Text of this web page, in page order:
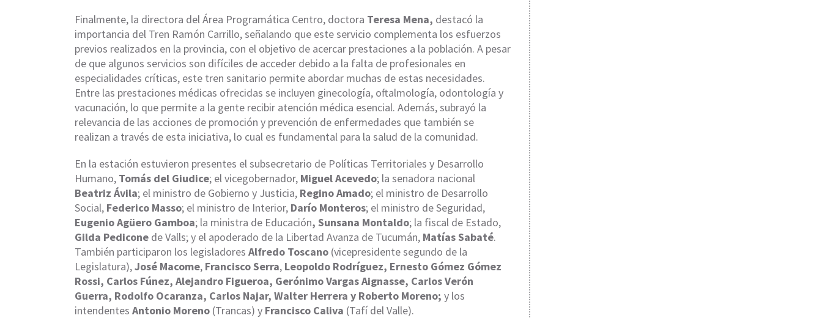
Finalmente, la directora del Área Programática Centro, doctora Teresa Mena, destacó la
importancia del Tren Ramón Carrillo, señalando que este servicio complementa los esfuerzos
previos realizados en la provincia, con el objetivo de acercar prestaciones a la población. A pesar
de que algunos servicios son difíciles de acceder debido a la falta de profesionales en
especialidades críticas, este tren sanitario permite abordar muchas de estas necesidades.
Entre las prestaciones médicas ofrecidas se incluyen ginecología, oftalmología, odontología y
vacunación, lo que permite a la gente recibir atención médica esencial. Además, subrayó la
relevancia de las acciones de promoción y prevención de enfermedades que también se
realizan a través de esta iniciativa, lo cual es fundamental para la salud de la comunidad.
En la estación estuvieron presentes el subsecretario de Políticas Territoriales y Desarrollo
Humano, Tomás del Giudice; el vicegobernador, Miguel Acevedo; la senadora nacional
Beatriz Ávila; el ministro de Gobierno y Justicia, Regino Amado; el ministro de Desarrollo
Social, Federico Masso; el ministro de Interior, Darío Monteros; el ministro de Seguridad,
Eugenio Agüero Gamboa; la ministra de Educación, Sunsana Montaldo; la fiscal de Estado,
Gilda Pedicone de Valls; y el apoderado de la Libertad Avanza de Tucumán, Matías Sabaté.
También participaron los legisladores Alfredo Toscano (vicepresidente segundo de la
Legislatura),José Macome, Francisco Serra, Leopoldo Rodríguez, Ernesto Gómez Gómez
Rossi, Carlos Fúnez, Alejandro Figueroa, Gerónimo Vargas Aignasse, Carlos Verón
Guerra, Rodolfo Ocaranza, Carlos Najar, Walter Herrera y Roberto Moreno; y los
intendentes Antonio Moreno (Trancas) y Francisco Caliva (Tafí del Valle).